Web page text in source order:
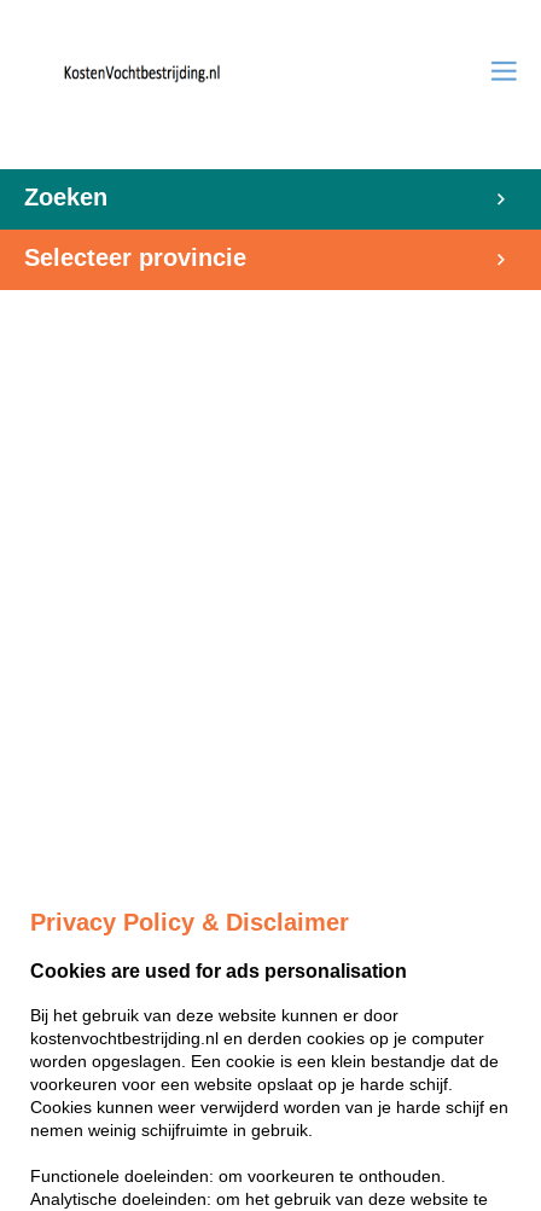
Zoeken
Selecteer provincie
Privacy Policy & Disclaimer
Cookies are used for ads personalisation
Bij het gebruik van deze website kunnen er door
kostenvochtbestrijding.nl en derden cookies op je computer
worden opgeslagen. Een cookie is een klein bestandje dat de
voorkeuren voor een website opslaat op je harde schijf.
Cookies kunnen weer verwijderd worden van je harde schijf en
nemen weinig schijfruimte in gebruik.
Functionele doeleinden: om voorkeuren te onthouden.
Analytische doeleinden: om het gebruik van deze website te